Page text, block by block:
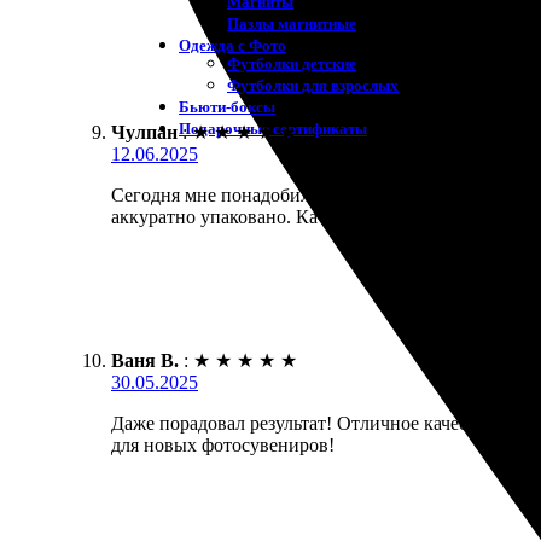
Пазлы магнитные
Одежда с Фото
Футболки детские
Футболки для взрослых
Бьюти-боксы
Подарочные сертификаты
Чулпан : ★ ★ ★ ★ ★
12.06.2025
Сегодня мне понадобилась печать фото 30х30.
аккуратно упаковано. Качество печати на
Ваня В. : ★ ★ ★ ★ ★
30.05.2025
Даже порадовал результат! Отличное качество,
для новых фотосувениров!